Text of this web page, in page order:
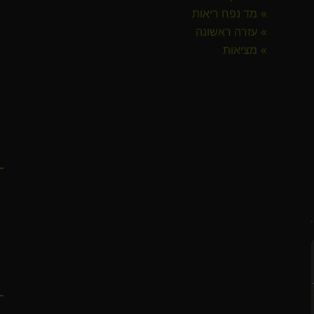
מד נפח ריאות
עזרה ראשונה
מציאות